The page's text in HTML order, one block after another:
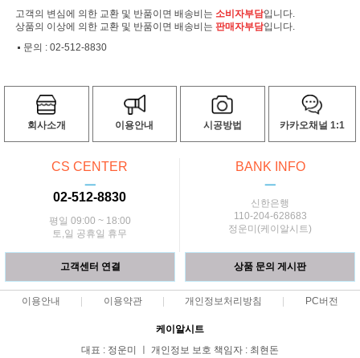
고객의 변심에 의한 교환 및 반품이면 배송비는 소비자부담입니다.
상품의 이상에 의한 교환 및 반품이면 배송비는 판매자부담입니다.
문의 : 02-512-8830
회사소개 이용안내 시공방법 카카오채널 1:1
CS CENTER
ㅡ
02-512-8830
평일 09:00 ~ 18:00
토,일 공휴일 휴무
BANK INFO
ㅡ
신한은행
110-204-628683
정운미(케이알시트)
고객센터 연결 상품 문의 게시판
이용안내 이용약관 개인정보처리방침 PC버전
케이알시트
대표 : 정운미 ㅣ 개인정보 보호 책임자 : 최현돈